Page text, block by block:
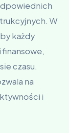
W
każdy
czasu.
na
i